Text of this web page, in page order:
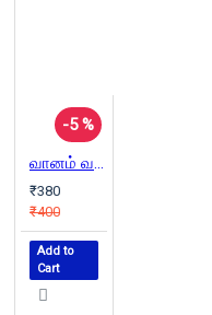
-5 %
வானம் வசப்படும்
₹380
₹400
Add to
Cart